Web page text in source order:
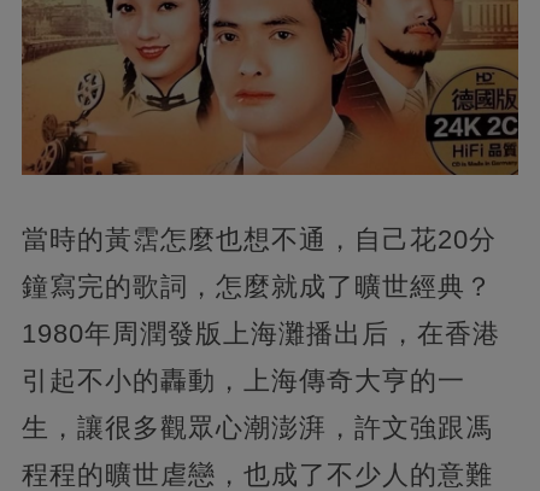
當時的黃霑怎麼也想不通，自己花20分
鐘寫完的歌詞，怎麼就成了曠世經典？
1980年周潤發版上海灘播出后，在香港
引起不小的轟動，上海傳奇大亨的一
生，讓很多觀眾心潮澎湃，許文強跟馮
程程的曠世虐戀，也成了不少人的意難